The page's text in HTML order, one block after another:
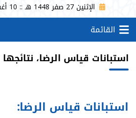
الإثنين 27 صفر 1448 هـ :: 10 أغسطس 2026 م
القائمة
استبانات قیاس الرضا،
استبانات قياس الرضا: